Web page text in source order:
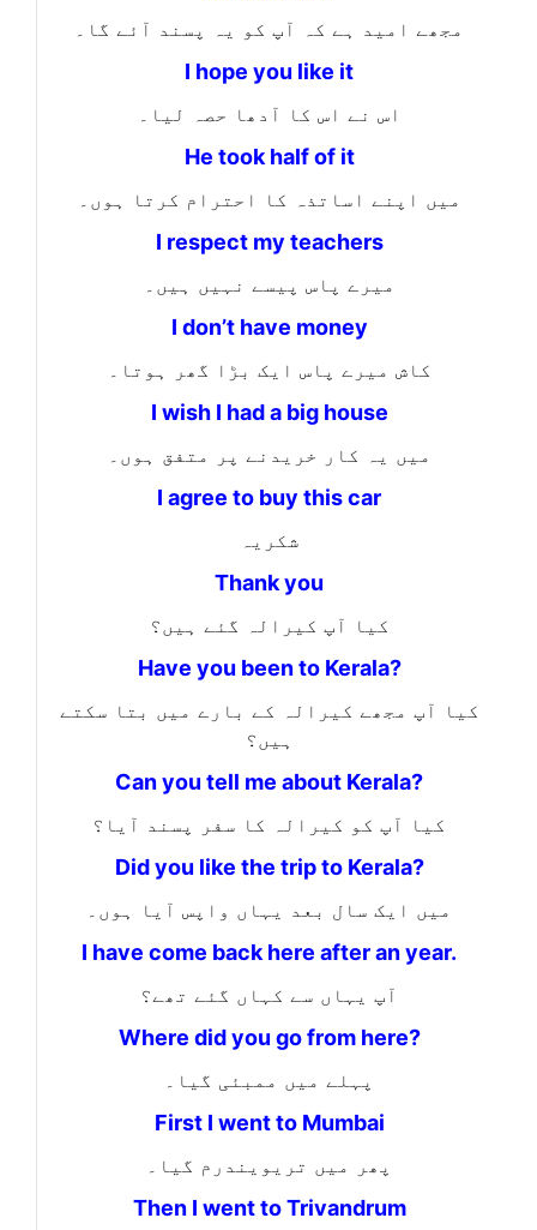
مجھے امید ہے کہ آپ کو یہ پسند آئے گا۔
I hope you like it
اس نے اس کا آدھا حصہ لیا۔
He took half of it
میں اپنے اساتذہ کا احترام کرتا ہوں۔
I respect my teachers
میرے پاس پیسے نہیں ہیں۔
I don’t have money
کاش میرے پاس ایک بڑا گھر ہوتا۔
I wish I had a big house
میں یہ کار خریدنے پر متفق ہوں۔
I agree to buy this car
شکریہ
Thank you
کیا آپ کیرالہ گئے ہیں؟
Have you been to Kerala?
کیا آپ مجھے کیرالہ کے بارے میں بتا سکتے
ہیں؟
Can you tell me about Kerala?
کیا آپ کو کیرالہ کا سفر پسند آیا؟
Did you like the trip to Kerala?
میں ایک سال بعد یہاں واپس آیا ہوں۔
I have come back here after an year.
آپ یہاں سے کہاں گئے تھے؟
Where did you go from here?
پہلے میں ممبئی گیا۔
First I went to Mumbai
پھر میں تریویندرم گیا۔
Then I went to Trivandrum